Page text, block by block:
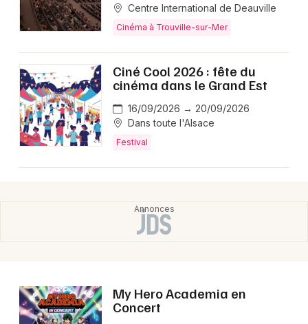
Centre International de Deauville
Cinéma à Trouville-sur-Mer
Ciné Cool 2026 : fête du
cinéma dans le Grand Est
16/09/2026 → 20/09/2026
Dans toute l'Alsace
Festival
My Hero Academia en
Concert